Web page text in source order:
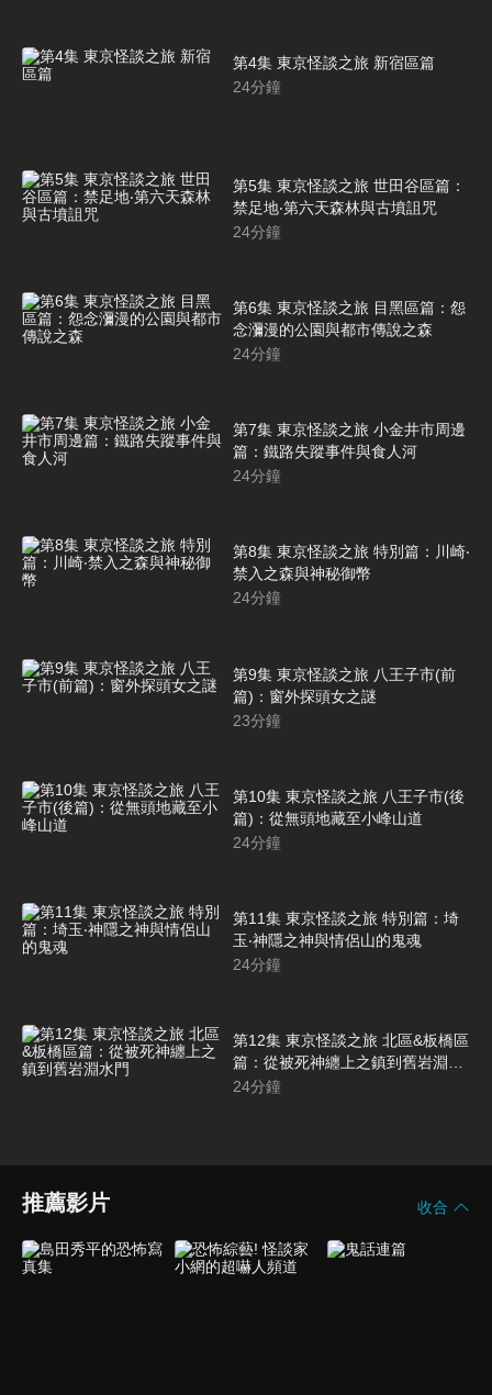
第4集 東京怪談之旅 新宿區篇
24分鐘
第5集 東京怪談之旅 世田谷區篇：
禁足地‧第六天森林與古墳詛咒
24分鐘
第6集 東京怪談之旅 目黑區篇：怨
念瀰漫的公園與都市傳說之森
24分鐘
第7集 東京怪談之旅 小金井市周邊
篇：鐵路失蹤事件與食人河
24分鐘
第8集 東京怪談之旅 特別篇：川崎‧
禁入之森與神秘御幣
24分鐘
第9集 東京怪談之旅 八王子市(前
篇)：窗外探頭女之謎
23分鐘
第10集 東京怪談之旅 八王子市(後
篇)：從無頭地藏至小峰山道
24分鐘
第11集 東京怪談之旅 特別篇：埼
玉‧神隱之神與情侶山的鬼魂
24分鐘
第12集 東京怪談之旅 北區&板橋區
篇：從被死神纏上之鎮到舊岩淵水
門
24分鐘
推薦影片 收合